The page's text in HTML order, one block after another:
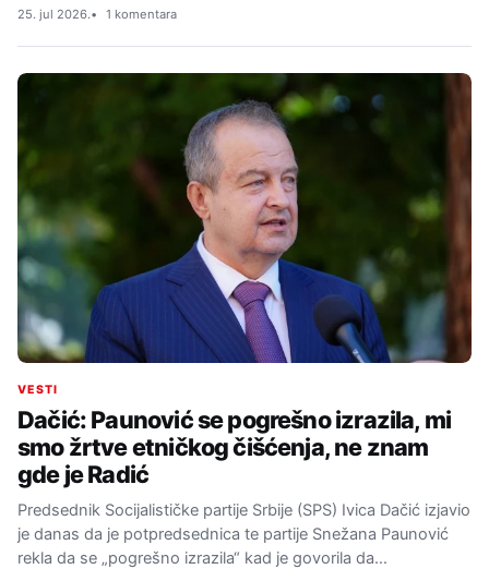
25. jul 2026. 1 komentara
VESTI
Dačić: Paunović se pogrešno izrazila, mi
smo žrtve etničkog čišćenja, ne znam
gde je Radić
Predsednik Socijalističke partije Srbije (SPS) Ivica Dačić izjavio
je danas da je potpredsednica te partije Snežana Paunović
rekla da se „pogrešno izrazila“ kad je govorila da…